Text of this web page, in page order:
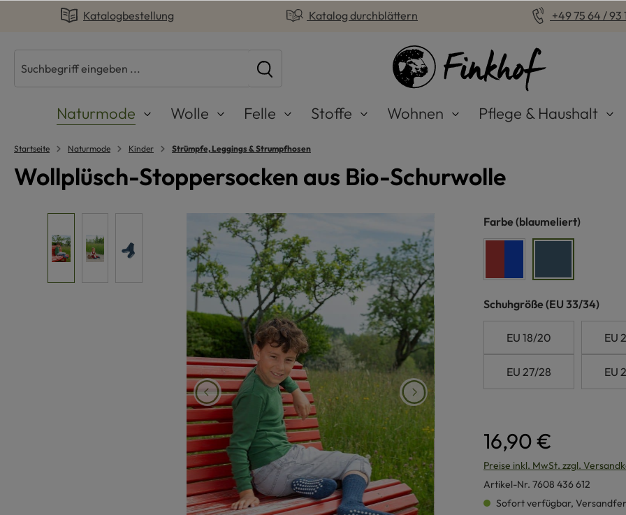
Zur Hauptnavigation springen
Katalogbestellung Katalog durchblättern +49 75 64 / 93
Naturmode Wolle Felle Stoffe Wohnen Pflege & Haushalt
Startseite Naturmode Kinder Strümpfe, Leggings & Strumpfhosen
Wollplüsch-Stoppersocken aus Bio-Schurwolle
Farbe auswählen
(blaumeliert)
Schuhgröße auswählen
(EU 33/34)
EU 18/20 EU
EU 27/28 EU
16,90 €
Preise inkl. MwSt. zzgl.
Artikel-Nr. 7608 436 612
Sofort verfügbar,